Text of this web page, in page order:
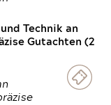
Technik an
Gutachten (2